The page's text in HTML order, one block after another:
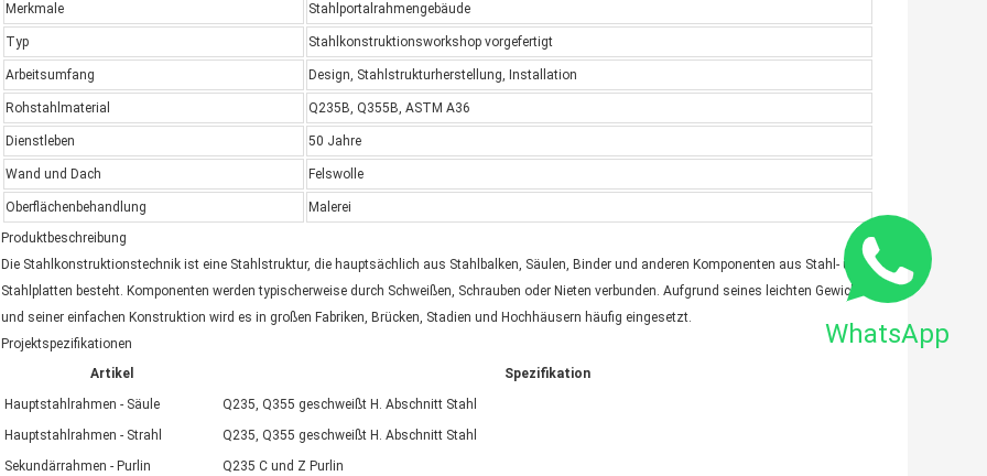
Merkmale Stahlportalrahmengebäude
Typ Stahlkonstruktionsworkshop vorgefertigt
Arbeitsumfang Design, Stahlstrukturherstellung, Installation
Rohstahlmaterial Q235B, Q355B, ASTM A36
Dienstleben 50 Jahre
Wand und Dach Felswolle
Oberflächenbehandlung
Malerei
Produktbeschreibung
Die Stahlkonstruktionstechnik ist eine Stahlstruktur, die hauptsächlich aus Stahlbalken, Säulen, Binder und anderen Komponenten aus Stahl- und
Stahlplatten besteht. Komponenten werden typischerweise durch Schweißen, Schrauben oder Nieten verbunden. Aufgrund seines leichten Gewichts
und seiner einfachen Konstruktion wird es in großen Fabriken, Brücken, Stadien und Hochhäusern häufig eingesetzt.
Projektspezifikationen
Artikel
Spezifikation
Hauptstahlrahmen - Säule
Q235, Q355 geschweißt H. Abschnitt Stahl
Hauptstahlrahmen - Strahl
Q235, Q355 geschweißt H. Abschnitt Stahl
Sekundärrahmen - Purlin
Q235 C und Z Purlin
WhatsApp